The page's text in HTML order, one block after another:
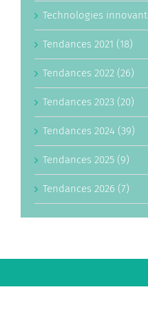
Technologies
Tendances 2021 (18)
Tendances 2022 (26)
Tendances 2023 (20)
Tendances 2024 (39)
Tendances 2025 (9)
Tendances 2026 (7)